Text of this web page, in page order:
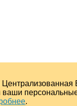
ваши
.